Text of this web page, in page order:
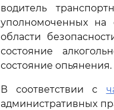
водитель
уполномоченных на
области
состояние
состояние опьянения.
В соответствии с
административных